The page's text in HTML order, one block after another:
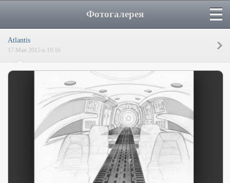
Фотогалерея
Atlantis
17 Мая 2015 в 19:16